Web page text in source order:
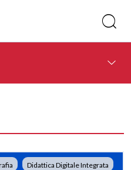
Didattica Digitale Integrata